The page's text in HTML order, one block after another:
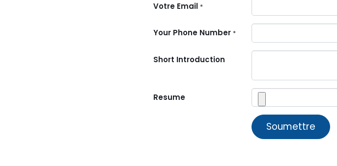
Votre Email *
Your Phone Number *
Short Introduction
Resume
Soumettre